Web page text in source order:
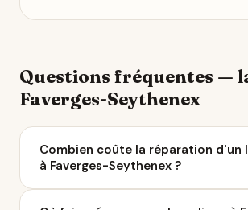
Questions fréquentes —
Faverges-Seythenex
Combien coûte la réparation d'un
à Faverges-Seythenex ?